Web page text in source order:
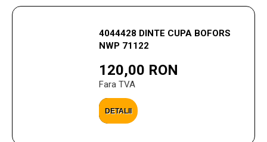
4044428 DINTE CUPA BOFORS
NWP 71122
120,00 RON
Fara TVA
DETALII